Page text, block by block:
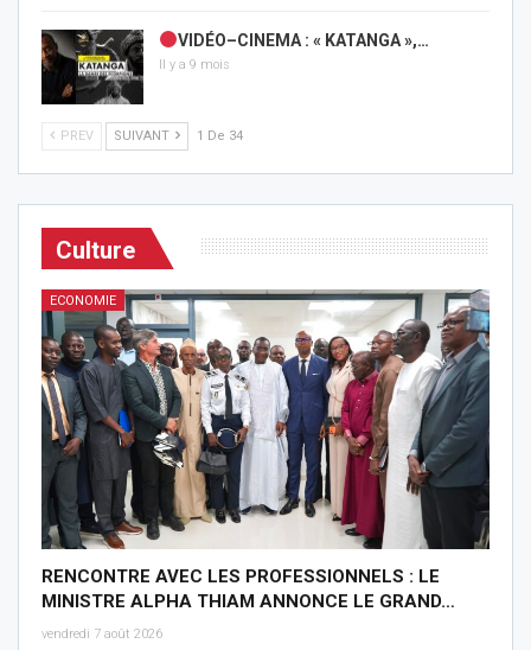
VIDÉO–CINEMA : « KATANGA »,…
Il y a 9 mois
PREV SUIVANT 1 De 34
Culture
ECONOMIE
RENCONTRE AVEC LES PROFESSIONNELS : LE
MINISTRE ALPHA THIAM ANNONCE LE GRAND…
vendredi 7 août 2026